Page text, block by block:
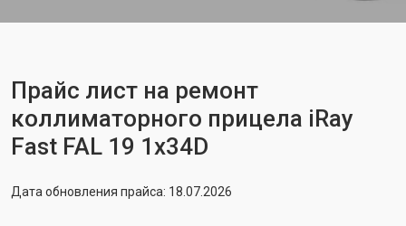
Прайс лист на ремонт
коллиматорного прицела iRay
Fast FAL 19 1x34D
Дата обновления прайса: 18.07.2026